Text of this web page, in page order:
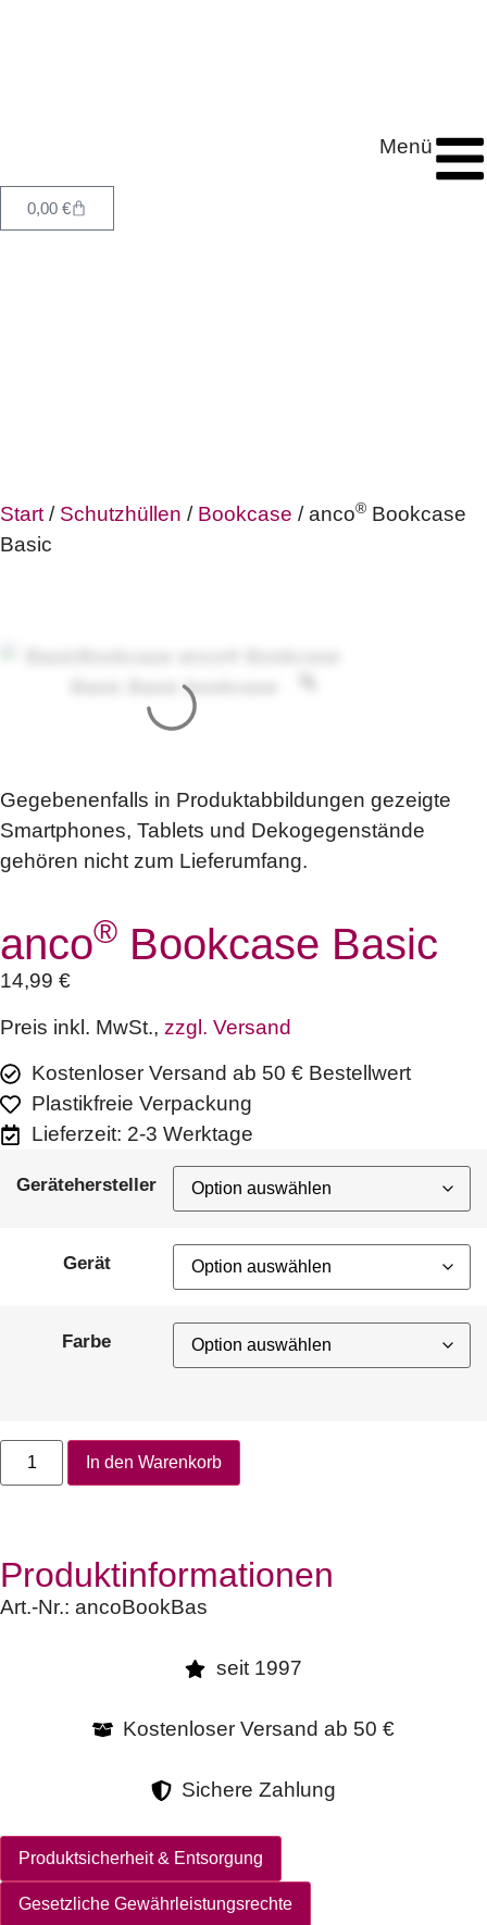
Menü
0,00 €
Start / Schutzhüllen / Bookcase / anco® Bookcase
Basic
Gegebenenfalls in Produktabbildungen gezeigte
Smartphones, Tablets und Dekogegenstände
gehören nicht zum Lieferumfang.
anco® Bookcase Basic
14,99 €
Preis inkl. MwSt., zzgl. Versand
Kostenloser Versand ab 50 € Bestellwert
Plastikfreie Verpackung
Lieferzeit: 2-3 Werktage
Gerätehersteller
Gerät
Farbe
In den Warenkorb
Produktinformationen
Art.-Nr.: ancoBookBas
seit 1997
Kostenloser Versand ab 50 €
Sichere Zahlung
Produktsicherheit & Entsorgung
Gesetzliche Gewährleistungsrechte